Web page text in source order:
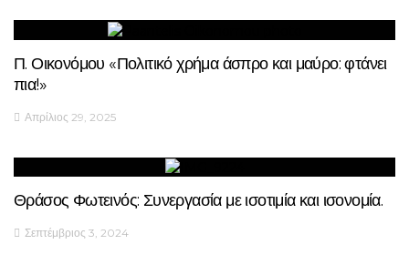
Π. Οικονόμου «Πολιτικό χρήμα άσπρο και μαύρο: φτάνει
πια!»
Απρίλιος 29, 2025
Θράσος Φωτεινός: Συνεργασία με ισοτιμία και ισονομία.
Σεπτέμβριος 3, 2024